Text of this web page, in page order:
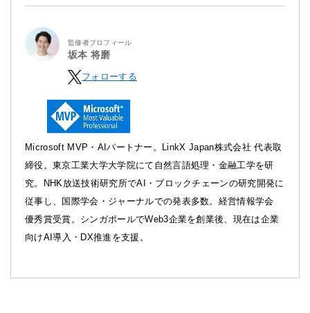
監修者プロフィール
坂本 将磨
フォローする
Microsoft MVP・AIパートナー。LinkX Japan株式会社 代表取
締役。東京工業大学大学院にて自然言語処理・金融工学を研
究。NHK放送技術研究所でAI・ブロックチェーンの研究開発に
従事し、国際学会・ジャーナルでの発表多数。経営情報学会
優秀賞受賞。シンガポールでWeb3企業を創業後、現在は企業
向けAI導入・DX推進を支援。